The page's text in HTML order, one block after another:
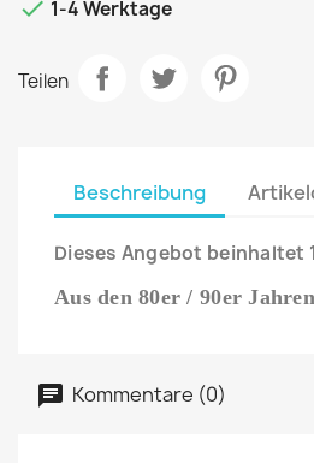
 1-4 Werktage
Teilen
Beschreibung
Dieses Angebot beinhaltet
Aus den 80er / 90er Jahren
Kommentare (0)